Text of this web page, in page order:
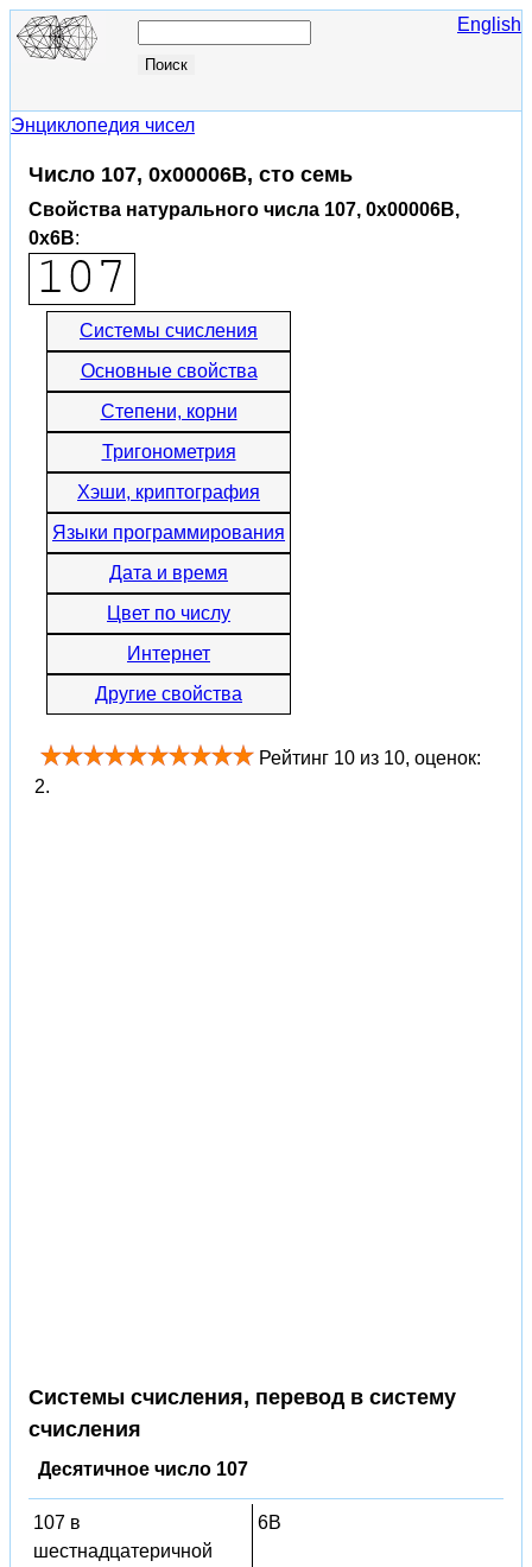
English
Энциклопедия чисел
Число 107, 0x00006B, сто семь
Свойства натурального числа 107, 0x00006B,
0x6B:
Системы счисления
Основные свойства
Степени, корни
Тригонометрия
Хэши, криптография
Языки программирования
Дата и время
Цвет по числу
Интернет
Другие свойства
Рейтинг 10 из 10, оценок:
2.
Системы счисления, перевод в систему
счисления
Десятичное число 107
107 в
шестнадцатеричной
6B